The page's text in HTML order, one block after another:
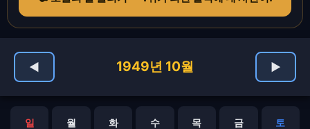
◀ 1949년 10월 ▶
일 월 화 수 목 금 토